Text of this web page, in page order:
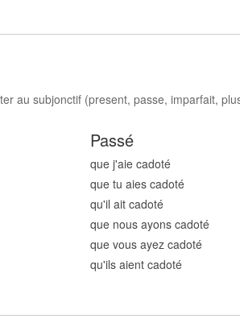
au subjonctif (present, passe, imparfait,
Passé
que j'aie cadoté
que tu aies cadoté
qu'il ait cadoté
que nous ayons cadoté
que vous ayez cadoté
qu'ils aient cadoté